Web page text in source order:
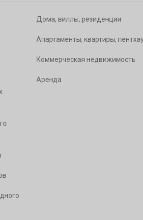
Дома, виллы, резиденции
Апартаменты, квартиры,
Коммерческая недвижимость
Аренда